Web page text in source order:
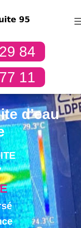
84
11
d’eau